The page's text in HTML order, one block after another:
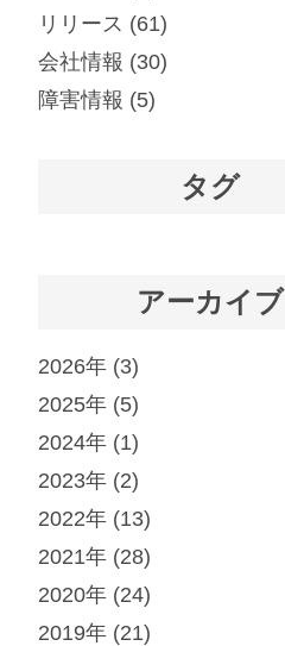
リリース (61)
会社情報 (30)
障害情報 (5)
タグ
アーカイブ
2026年 (3)
2025年 (5)
2024年 (1)
2023年 (2)
2022年 (13)
2021年 (28)
2020年 (24)
2019年 (21)